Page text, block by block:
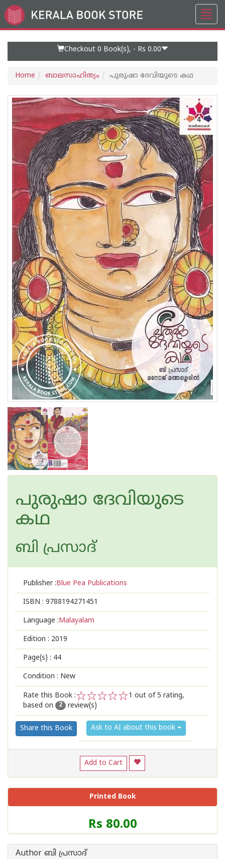
Go
to
Checkout 0 Book(s), - Rs 0.00
Home ബാലസാഹിത്യം പുരുഷാ ദേവിയുടെ കഥ
പുരുഷാ ദേവിയുടെ
കഥ
ബി പ്രസാദ്
Publisher :Blue Pea Publications
ISBN : 9788194271451
Language :Malayalam
Edition : 2019
Page(s) : 44
Condition : New
Rate this Book :
2
1
1 out of 5 rating,
based on
2 review(s)
Share this Book Ask to AI about this book
Add to Cart
Printed Book
Price
of
Rs 80.00
Author ബി പ്രസാദ്